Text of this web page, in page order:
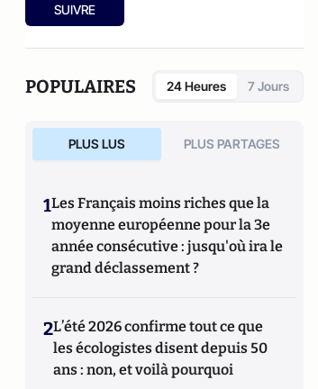
SUIVRE
POPULAIRES 24 Heures 7 Jours
PLUS LUS PLUS PARTAGES
1Les Français moins riches que la
moyenne européenne pour la 3e
année consécutive : jusqu'où ira le
grand déclassement ?
2L’été 2026 confirme tout ce que
les écologistes disent depuis 50
ans : non, et voilà pourquoi